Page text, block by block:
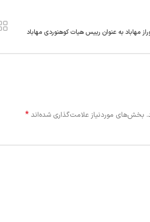
مهاباد به عنوان رییس هیات کوهنوردی مهاباد
بخش‌های موردنیاز علامت‌گذاری شده‌اند*